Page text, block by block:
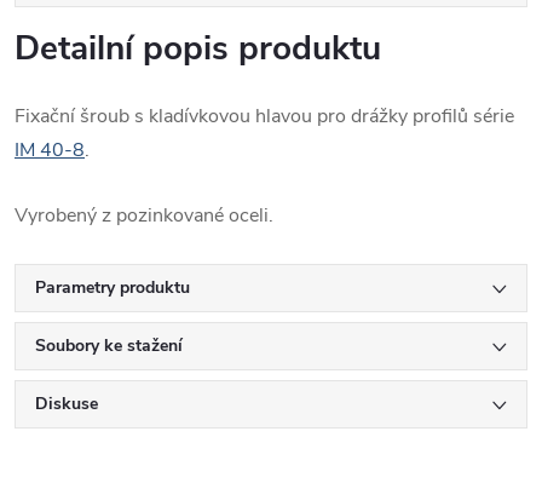
Detailní popis produktu
Fixační šroub s kladívkovou hlavou pro drážky profilů série
IM 40-8.
Vyrobený z pozinkované oceli.
Parametry produktu
Soubory ke stažení
Diskuse